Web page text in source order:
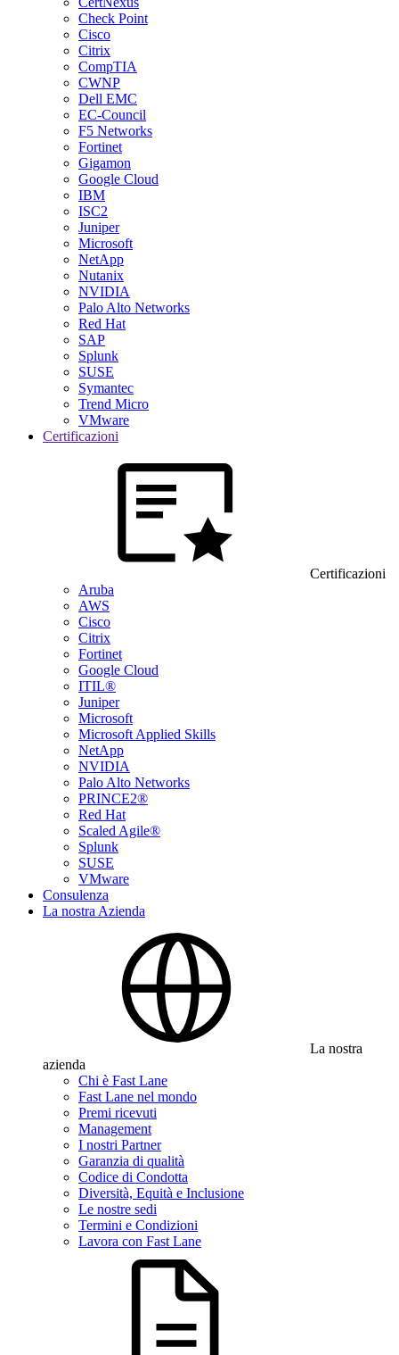
Check Point
Cisco
Citrix
CompTIA
CWNP
Dell EMC
EC-Council
F5 Networks
Fortinet
Gigamon
Google Cloud
IBM
ISC2
Juniper
Microsoft
NetApp
Nutanix
NVIDIA
Palo Alto Networks
Red Hat
SAP
Splunk
SUSE
Symantec
Trend Micro
VMware
Certificazioni
Certificazioni
Aruba
AWS
Cisco
Citrix
Fortinet
Google Cloud
ITIL®
Juniper
Microsoft
Microsoft Applied Skills
NetApp
NVIDIA
Palo Alto Networks
PRINCE2®
Red Hat
Scaled Agile®
Splunk
SUSE
VMware
Consulenza
La nostra Azienda
La nostra
azienda
Chi è Fast Lane
Fast Lane nel mondo
Premi ricevuti
Management
I nostri Partner
Garanzia di qualità
Codice di Condotta
Diversità, Equità e Inclusione
Le nostre sedi
Termini e Condizioni
Lavora con Fast Lane